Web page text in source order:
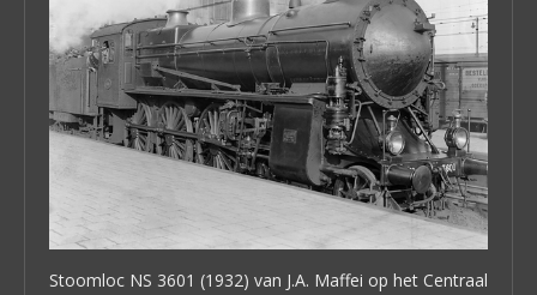
Stoomloc NS 3601 (1932) van J.A. Maffei op het Centraal